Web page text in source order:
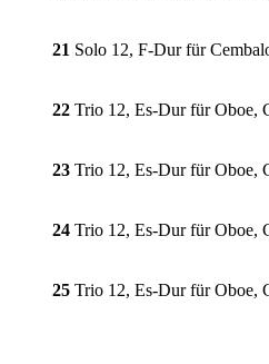
21 Solo 12, F-Dur für
22 Trio 12, Es-Dur für Oboe,
23 Trio 12, Es-Dur für Oboe,
24 Trio 12, Es-Dur für Oboe,
25 Trio 12, Es-Dur für Oboe,